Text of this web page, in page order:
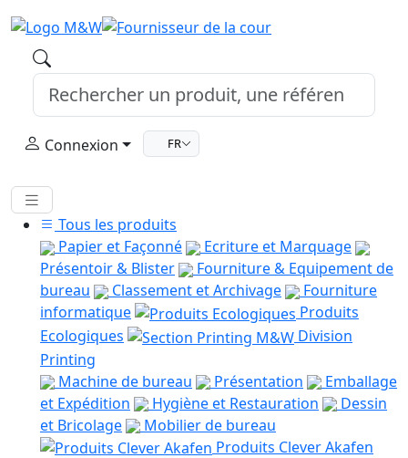
Connexion FR
Tous les produits
Papier et Façonné
Ecriture et Marquage
Présentoir & Blister
Fourniture & Equipement de
bureau
Classement et Archivage
Fourniture
informatique
Produits
Ecologiques
Division
Printing
Machine de bureau
Présentation
Emballage
et Expédition
Hygiène et Restauration
Dessin
et Bricolage
Mobilier de bureau
Produits Clever Akafen